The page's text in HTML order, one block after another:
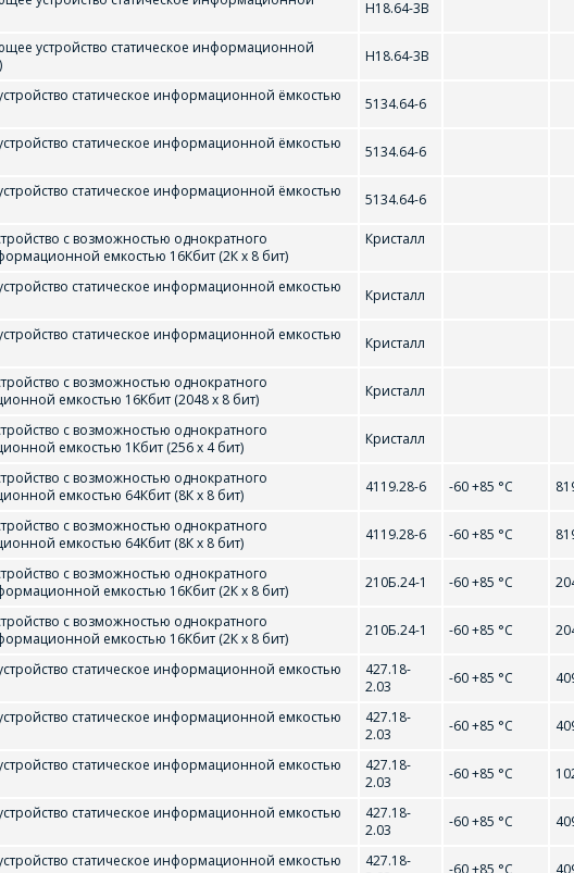
S512K32 ACT-S512K8
(IS61C1024AL) CY7C1041D CY7C1051D
Н18.64-3В
устройство статическое информационной
Н18.64-3В
статическое информационной ёмкостью
5134.64-6
статическое информационной ёмкостью
5134.64-6
статическое информационной ёмкостью
5134.64-6
с возможностью однократного
емкостью 16Кбит (2К x 8 бит)
Кристалл
статическое информационной емкостью
Кристалл
статическое информационной емкостью
Кристалл
с возможностью однократного
емкостью 16Кбит (2048 х 8 бит)
Кристалл
с возможностью однократного
емкостью 1Кбит (256 х 4 бит)
Кристалл
с возможностью однократного
емкостью 64Кбит (8К x 8 бит)
4119.28-6 -60 +85 °С
с возможностью однократного
емкостью 64Кбит (8К x 8 бит)
4119.28-6 -60 +85 °С
с возможностью однократного
емкостью 16Кбит (2К x 8 бит)
210Б.24-1 -60 +85 °С
с возможностью однократного
емкостью 16Кбит (2К x 8 бит)
210Б.24-1 -60 +85 °С
статическое информационной емкостью
427.18-
2.03
-60 +85 °С
статическое информационной емкостью
427.18-
2.03
-60 +85 °С
статическое информационной емкостью
427.18-
2.03
-60 +85 °С
статическое информационной емкостью
427.18-
2.03
-60 +85 °С
статическое информационной емкостью
427.18-
-60 +85 °С
ЗАДАЦЬ ВАПРОС
МЕНЕДЖЭРЫ КАМПАНІІ З РАДАСЦЮ
АДКАЖУЦЬ НА ВАШЫ ПЫТАННІ,
РАЗЛІЧАЦЬ КОШТ ПАСЛУГ І
ПАДРЫХТУЮЦЬ ІНДЫВІДУАЛЬНАЕ
Ваша імя*
Тэлефон*
E-mail